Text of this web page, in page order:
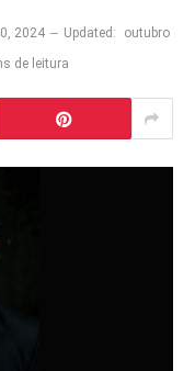
2024 Updated:
outubro
de leitura